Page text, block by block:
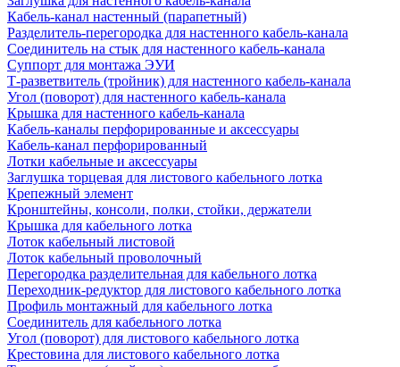
Кабель-канал настенный (парапетный)
Разделитель-перегородка для настенного кабель-канала
Соединитель на стык для настенного кабель-канала
Суппорт для монтажа ЭУИ
Т-разветвитель (тройник) для настенного кабель-канала
Угол (поворот) для настенного кабель-канала
Крышка для настенного кабель-канала
Кабель-каналы перфорированные и аксессуары
Кабель-канал перфорированный
Лотки кабельные и аксессуары
Заглушка торцевая для листового кабельного лотка
Крепежный элемент
Кронштейны, консоли, полки, стойки, держатели
Крышка для кабельного лотка
Лоток кабельный листовой
Лоток кабельный проволочный
Перегородка разделительная для кабельного лотка
Переходник-редуктор для листового кабельного лотка
Профиль монтажный для кабельного лотка
Соединитель для кабельного лотка
Угол (поворот) для листового кабельного лотка
Крестовина для листового кабельного лотка